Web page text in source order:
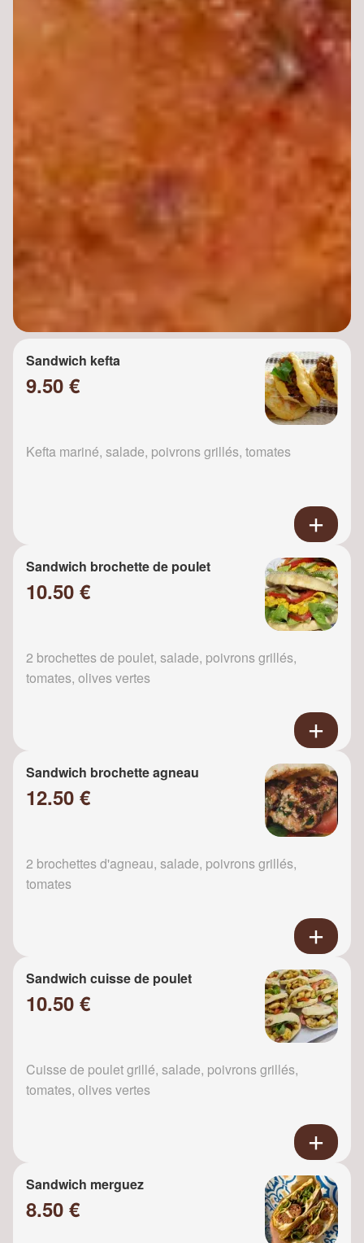
Sandwich kefta
9.50 €
Kefta mariné, salade, poivrons grillés, tomates
Sandwich brochette de poulet
10.50 €
2 brochettes de poulet, salade, poivrons grillés,
tomates, olives vertes
Sandwich brochette agneau
12.50 €
2 brochettes d'agneau, salade, poivrons grillés,
tomates
Sandwich cuisse de poulet
10.50 €
Cuisse de poulet grillé, salade, poivrons grillés,
tomates, olives vertes
Sandwich merguez
8.50 €